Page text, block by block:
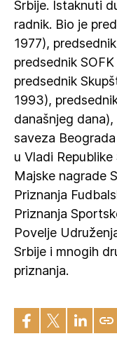
Srbije. Istaknuti
radnik. Bio je
1977),
predsednik
predsednik
1993),
današnjeg
saveza
u Vladi
Majske nagrade
Priznanja
Priznanja
Povelje
Srbije i mnogih
priznanja.